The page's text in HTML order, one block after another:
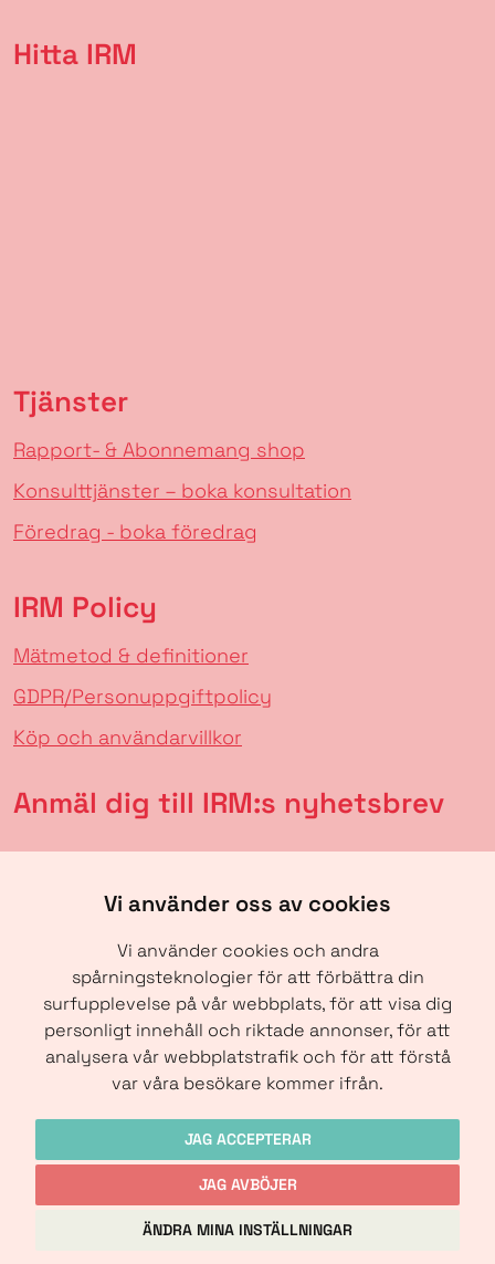
Vi använder oss av cookies
Vi använder cookies och andra
spårningsteknologier för att förbättra din
surfupplevelse på vår webbplats, för att visa dig
personligt innehåll och riktade annonser, för att
analysera vår webbplatstrafik och för att förstå
var våra besökare kommer ifrån.
JAG ACCEPTERAR
JAG AVBÖJER
ÄNDRA MINA INSTÄLLNINGAR
Hitta IRM
Tjänster
Rapport- & Abonnemang shop
Konsulttjänster – boka konsultation
Föredrag - boka föredrag
IRM Policy
Mätmetod & definitioner
GDPR/Personuppgiftpolicy
Köp och användarvillkor
Anmäl dig till IRM:s nyhetsbrev
SKICKA
Copyright © IRM-Media 2024